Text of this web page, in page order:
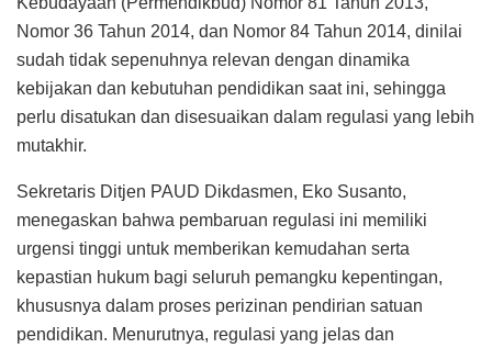
Nomor 36 Tahun 2014, dan Nomor 84 Tahun 2014, dinilai
sudah tidak sepenuhnya relevan dengan dinamika
kebijakan dan kebutuhan pendidikan saat ini, sehingga
perlu disatukan dan disesuaikan dalam regulasi yang lebih
mutakhir.
Sekretaris Ditjen PAUD Dikdasmen, Eko Susanto,
menegaskan bahwa pembaruan regulasi ini memiliki
urgensi tinggi untuk memberikan kemudahan serta
kepastian hukum bagi seluruh pemangku kepentingan,
khususnya dalam proses perizinan pendirian satuan
pendidikan. Menurutnya, regulasi yang jelas dan